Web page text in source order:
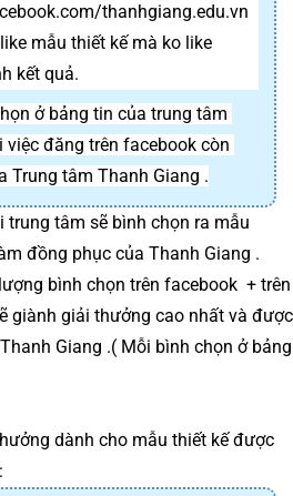
thanhgiang.edu.vn
mẫu thiết kế mà ko like
kết quả.
ở bảng tin của trung tâm
đăng trên facebook còn
Trung tâm Thanh Giang .
trung tâm sẽ bình chọn ra mẫu
đồng phục của Thanh Giang .
bình chọn trên facebook  + trên
giành giải thưởng cao nhất và được
Giang .( Mỗi bình chọn ở bảng
dành cho mẫu thiết kế được